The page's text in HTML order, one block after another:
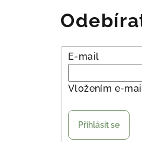
E-mail
Vložením e-
Přihlásit se